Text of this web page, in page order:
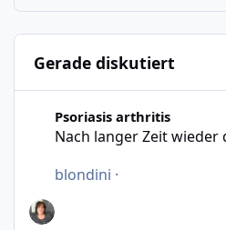
Gerade diskutiert
Psoriasis arthritis
Nach langer Zeit wieder
blondini ·